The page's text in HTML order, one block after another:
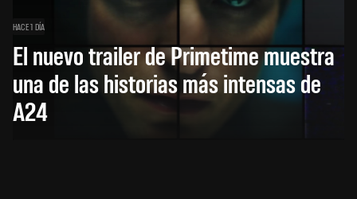
HACE 1 DÍA
El nuevo trailer de Primetime muestra
una de las historias más intensas de
A24